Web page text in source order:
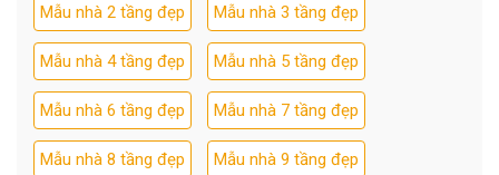
Mẫu nhà 2 tầng đẹp Mẫu nhà 3 tầng đẹp
Mẫu nhà 4 tầng đẹp Mẫu nhà 5 tầng đẹp
Mẫu nhà 6 tầng đẹp Mẫu nhà 7 tầng đẹp
Mẫu nhà 8 tầng đẹp Mẫu nhà 9 tầng đẹp